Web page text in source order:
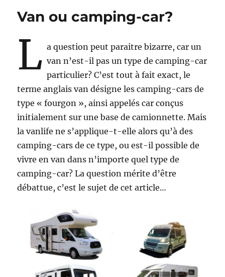
Van ou camping-car?
L a question peut paraitre bizarre, car un
van n’est-il pas un type de camping-car
particulier? C’est tout à fait exact, le
terme anglais van désigne les camping-cars de
type « fourgon », ainsi appelés car conçus
initialement sur une base de camionnette. Mais
la vanlife ne s’applique-t-elle alors qu’à des
camping-cars de ce type, ou est-il possible de
vivre en van dans n’importe quel type de
camping-car? La question mérite d’être
débattue, c’est le sujet de cet article…